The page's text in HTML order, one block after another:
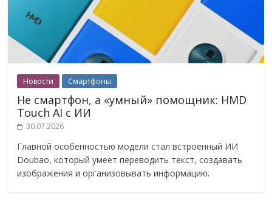
Новости Смартфоны
Не смартфон, а «умный» помощник: HMD
Touch AI с ИИ
30.07.2026
Главной особенностью модели стал встроенный ИИ
Doubao, который умеет переводить текст, создавать
изображения и организовывать информацию.